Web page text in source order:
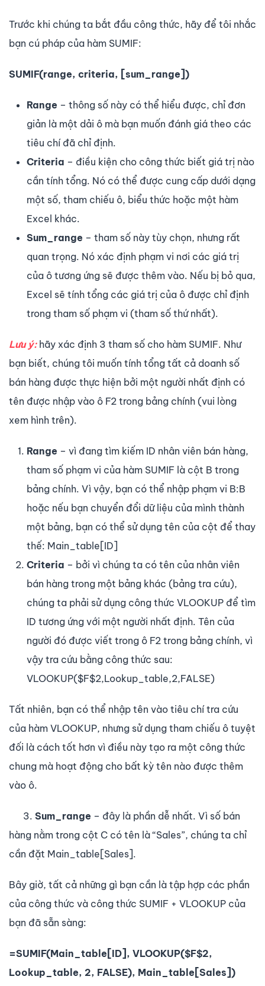
Trước khi chúng ta bắt đầu công thức, hãy để tôi nhắc
bạn cú pháp của hàm SUMIF:
SUMIF(range, criteria, [sum_range])
Range – thông số này có thể hiểu được, chỉ đơn
giản là một dải ô mà bạn muốn đánh giá theo các
tiêu chí đã chỉ định.
Criteria – điều kiện cho công thức biết giá trị nào
cần tính tổng. Nó có thể được cung cấp dưới dạng
một số, tham chiếu ô, biểu thức hoặc một hàm
Excel khác.
Sum_range – tham số này tùy chọn, nhưng rất
quan trọng. Nó xác định phạm vi nơi các giá trị
của ô tương ứng sẽ được thêm vào. Nếu bị bỏ qua,
Excel sẽ tính tổng các giá trị của ô được chỉ định
trong tham số phạm vi (tham số thứ nhất).
Lưu ý: hãy xác định 3 tham số cho hàm SUMIF. Như
bạn biết, chúng tôi muốn tính tổng tất cả doanh số
bán hàng được thực hiện bởi một người nhất định có
tên được nhập vào ô F2 trong bảng chính (vui lòng
xem hình trên).
Range – vì đang tìm kiếm ID nhân viên bán hàng,
tham số phạm vi của hàm SUMIF là cột B trong
bảng chính. Vì vậy, bạn có thể nhập phạm vi B:B
hoặc nếu bạn chuyển đổi dữ liệu của mình thành
một bảng, bạn có thể sử dụng tên của cột để thay
thế: Main_table[ID]
Criteria – bởi vì chúng ta có tên của nhân viên
bán hàng trong một bảng khác (bảng tra cứu),
chúng ta phải sử dụng công thức VLOOKUP để tìm
ID tương ứng với một người nhất định. Tên của
người đó được viết trong ô F2 trong bảng chính, vì
vậy tra cứu bằng công thức sau:
VLOOKUP($F$2,Lookup_table,2,FALSE)
Tất nhiên, bạn có thể nhập tên vào tiêu chí tra cứu
của hàm VLOOKUP, nhưng sử dụng tham chiếu ô tuyệt
đối là cách tốt hơn vì điều này tạo ra một công thức
chung mà hoạt động cho bất kỳ tên nào được thêm
vào ô.
3. Sum_range – đây là phần dễ nhất. Vì số bán
hàng nằm trong cột C có tên là “Sales”, chúng ta chỉ
cần đặt Main_table[Sales].
Bây giờ, tất cả những gì bạn cần là tập hợp các phần
của công thức và công thức SUMIF + VLOOKUP của
bạn đã sẵn sàng:
=SUMIF(Main_table[ID], VLOOKUP($F$2,
Lookup_table, 2, FALSE), Main_table[Sales])